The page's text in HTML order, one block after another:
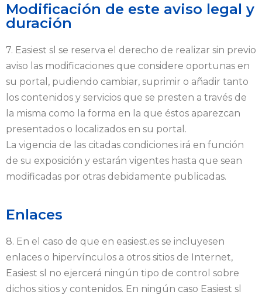
Modificación de este aviso legal y
duración
7. Easiest sl se reserva el derecho de realizar sin previo
aviso las modificaciones que considere oportunas en
su portal, pudiendo cambiar, suprimir o añadir tanto
los contenidos y servicios que se presten a través de
la misma como la forma en la que éstos aparezcan
presentados o localizados en su portal.
La vigencia de las citadas condiciones irá en función
de su exposición y estarán vigentes hasta que sean
modificadas por otras debidamente publicadas.
Enlaces
8. En el caso de que en easiest.es se incluyesen
enlaces o hipervínculos a otros sitios de Internet,
Easiest sl no ejercerá ningún tipo de control sobre
dichos sitios y contenidos. En ningún caso Easiest sl